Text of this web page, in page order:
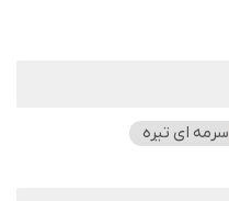
سرمه ای تیره